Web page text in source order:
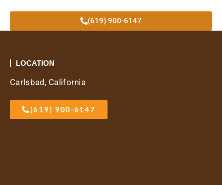
(619) 900-6147
LOCATION
Carlsbad, California
(619) 900-6147